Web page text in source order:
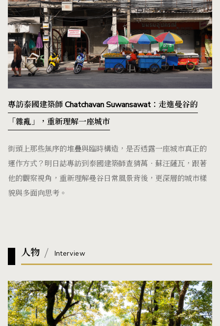
專訪泰國建築師 Chatchavan Suwansawat：走進曼谷的
「雜亂」，重新理解一座城市
街頭上那些無序的堆疊與臨時構造，是否透露一座城市真正的
運作方式？明日誌專訪到泰國建築師查猜萬．蘇汪薩瓦，跟著
他的觀察視角，重新理解曼谷日常風景背後，更深層的城市樣
貌與多面向思考。
人物 Interview